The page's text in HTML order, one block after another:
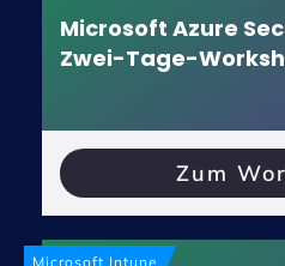
Microsoft Azure
Zwei-Tage-
Zum
Microsoft Intune